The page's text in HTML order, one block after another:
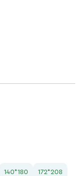
140*180 172*208